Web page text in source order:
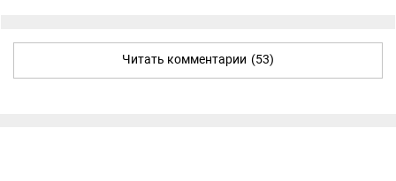
Читать комментарии (53)